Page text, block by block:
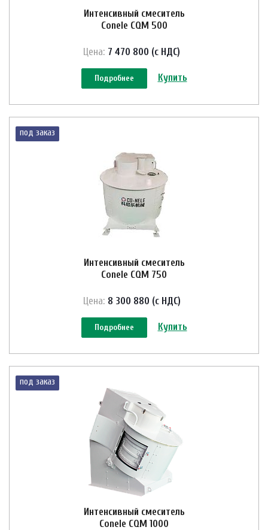
Интенсивный смеситель
Conele CQM 500
Цена: 7 470 800 (с НДС)
Подробнее Купить
под заказ
Интенсивный смеситель
Conele CQM 750
Цена: 8 300 880 (с НДС)
Подробнее Купить
под заказ
Интенсивный смеситель
Conele CQM 1000